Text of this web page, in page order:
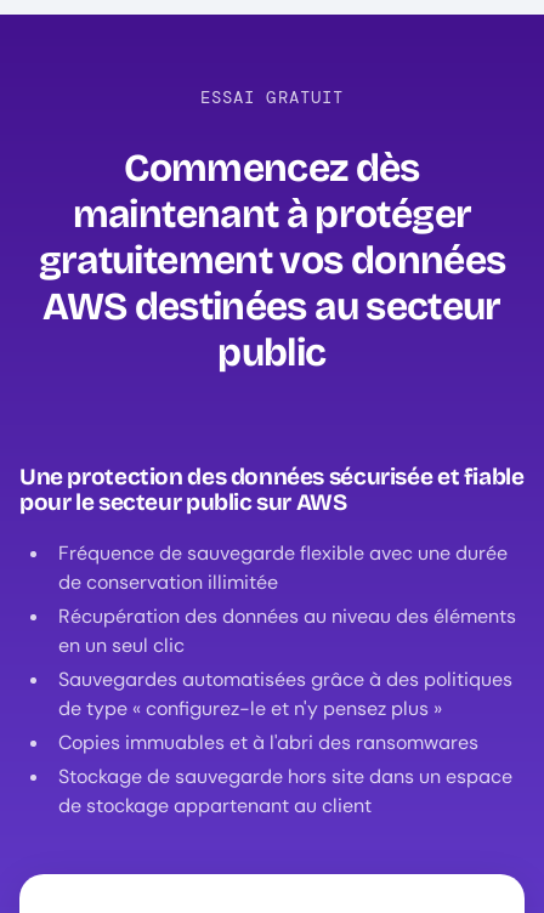
ESSAI GRATUIT
Commencez dès
maintenant à protéger
gratuitement vos données
AWS destinées au secteur
public‍
Une protection des données sécurisée et fiable
pour le secteur public sur AWS
Fréquence de sauvegarde flexible avec une durée
de conservation illimitée
Récupération des données au niveau des éléments
en un seul clic
Sauvegardes automatisées grâce à des politiques
de type « configurez-le et n'y pensez plus »
Copies immuables et à l'abri des ransomwares
Stockage de sauvegarde hors site dans un espace
de stockage appartenant au client